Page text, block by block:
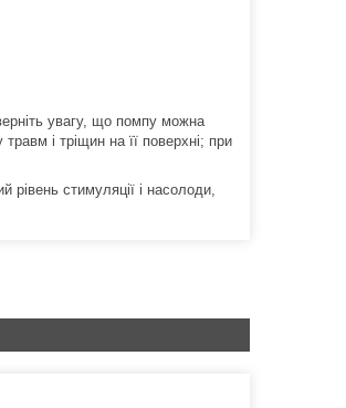
увагу, що помпу можна
і тріщин на її поверхні; при
стимуляції і насолоди,